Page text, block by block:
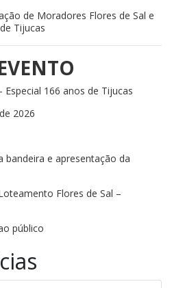
de Moradores Flores de Sal e
Tijucas
Especial 166 anos de Tijucas
2026
bandeira e apresentação da
Flores de Sal –
público